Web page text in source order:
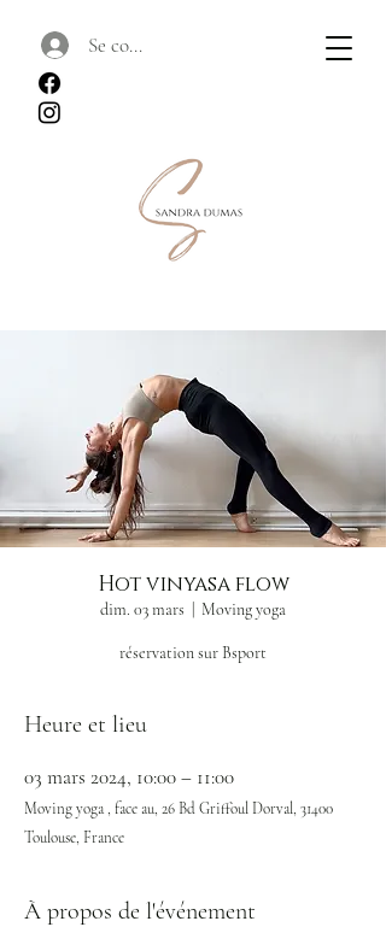
Se connecter
Hot vinyasa flow
dim. 03 mars Moving yoga
réservation sur Bsport
Heure et lieu
03 mars 2024, 10:00 – 11:00
Moving yoga , face au, 26 Bd Griffoul Dorval, 31400
Toulouse, France
À propos de l'événement